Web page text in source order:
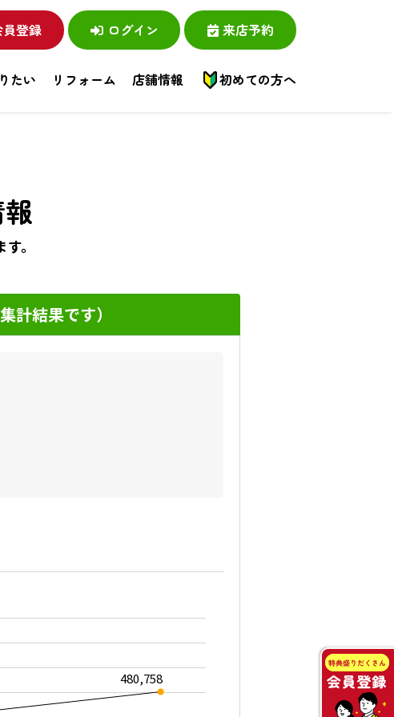
登録 ログイン 来店予約
たい リフォーム 店舗情報 初めての方へ
。
計結果です）
480,758